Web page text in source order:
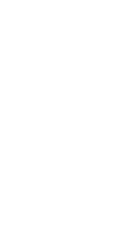
в Орле Апальков Вячеслав